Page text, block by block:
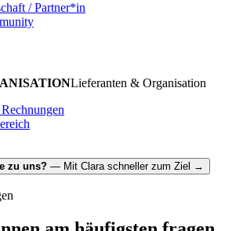
/ Partner*in
Lieferanten & Organisation
zu uns? — Mit Clara schneller zum Ziel →